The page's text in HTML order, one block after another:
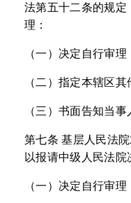
法第五十二条的规
理：
（一）决定自行审理
（二）指定本辖区
（三）书面告知当
第七条 基层人民法
以报请中级人民法院
（一）决定自行审理